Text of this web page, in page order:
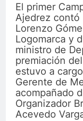
El primer
Ajedrez contó
Lorenzo
Logomarca y
ministro de
premiación
estuvo a
Gerente de
acompañado
Organizador
Acevedo